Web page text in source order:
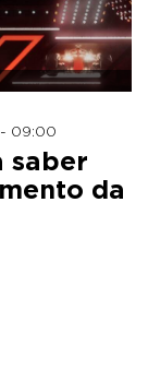
09:00
saber
da